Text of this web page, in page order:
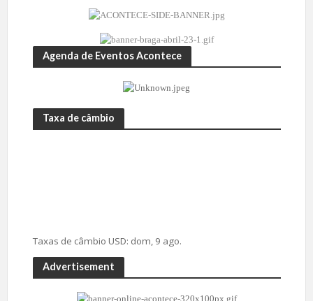
Agenda de Eventos Acontece
Taxa de câmbio
Taxas de câmbio USD: dom, 9 ago.
Advertisement